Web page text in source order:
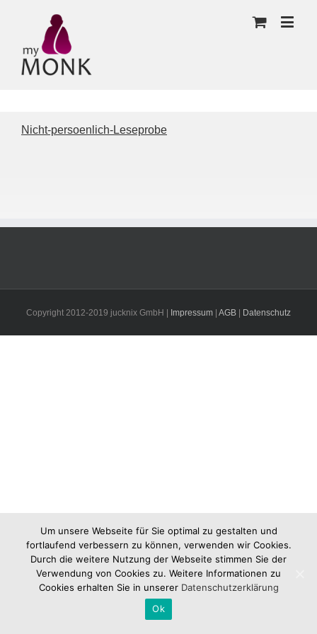
Nicht-persoenlich-Leseprobe
Copyright 2012-2019 jucknix GmbH | Impressum AGB Datenschutz
Um unsere Webseite für Sie optimal zu gestalten und
fortlaufend verbessern zu können, verwenden wir Cookies.
Durch die weitere Nutzung der Webseite stimmen Sie der
Verwendung von Cookies zu. Weitere Informationen zu
Cookies erhalten Sie in unserer Datenschutzerklärung
Ok